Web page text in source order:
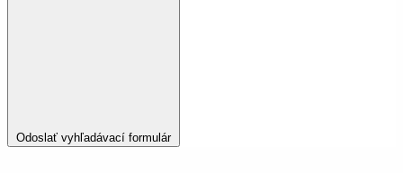
Odoslať vyhľadávací formulár